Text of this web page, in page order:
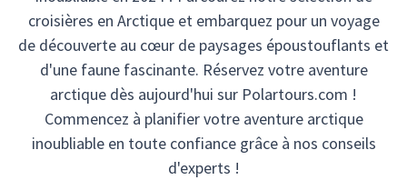
croisières en Arctique et embarquez pour un voyage
de découverte au cœur de paysages époustouflants et
d'une faune fascinante. Réservez votre aventure
arctique dès aujourd'hui sur Polartours.com !
Commencez à planifier votre aventure arctique
inoubliable en toute confiance grâce à nos conseils
d'experts !